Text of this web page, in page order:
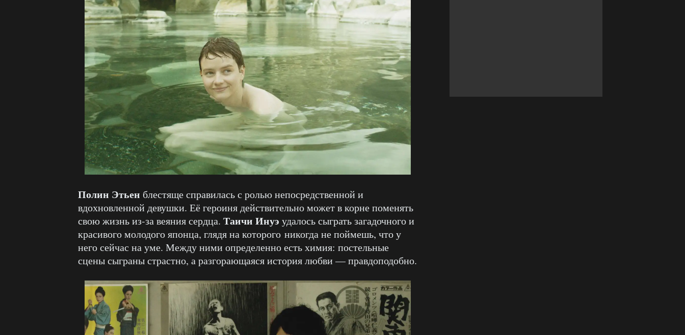
Полин Этьен блестяще справилась с ролью непосредственной и
вдохновленной девушки. Её героиня действительно может в корне поменять
свою жизнь из-за веяния сердца. Таичи Инуэ удалось сыграть загадочного и
красивого молодого японца, глядя на которого никогда не поймешь, что у
него сейчас на уме. Между ними определенно есть химия: постельные
сцены сыграны страстно, а разгорающаяся история любви — правдоподобно.